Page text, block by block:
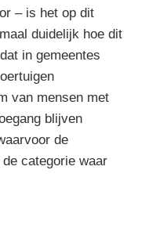
– is het op dit
duidelijk hoe dit
in gemeentes
van mensen met
blijven
de
categorie waar